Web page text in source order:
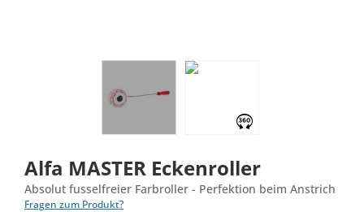
Alfa MASTER Eckenroller
Absolut fusselfreier Farbroller - Perfektion beim Anstrich
Fragen zum Produkt?